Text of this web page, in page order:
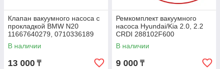
Клапан вакуумного насоса с
прокладкой BMW N20
11667640279, 0710336189
В наличии
13 000 ₸
Ремкомплект вакуумного
насоса Hyundai/Kia 2.0, 2.2
CRDI 288102F600
В наличии
9 000 ₸